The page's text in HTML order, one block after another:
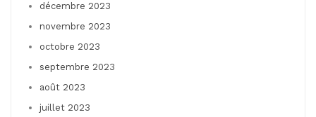
décembre 2023
novembre 2023
octobre 2023
septembre 2023
août 2023
juillet 2023